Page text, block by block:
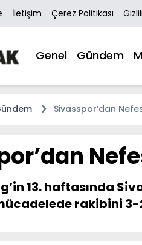
İletişim Çerez Politikası
Genel Gündem
Sivasspor’dan
13. haftasında
rakibini